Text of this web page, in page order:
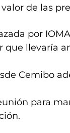
de las
por
que llevaría
Cemibo
para